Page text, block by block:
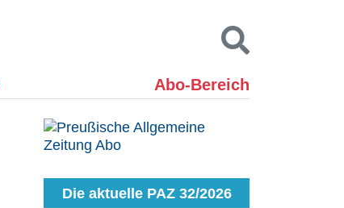
Abo-Bereich
Kontakt
Die aktuelle PAZ 32/2026